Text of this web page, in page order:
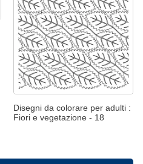
Disegni da colorare per adulti :
Fiori e vegetazione - 18